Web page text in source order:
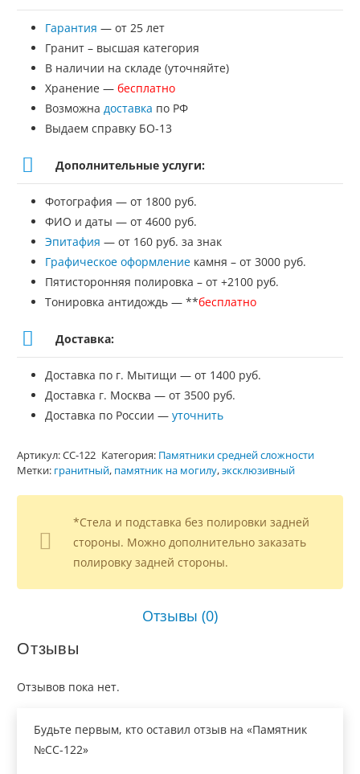
Памятник
№СС-122
Гарантия — от 25 лет
Гранит – высшая категория
В наличии на складе (уточняйте)
Хранение — бесплатно
Возможна доставка по РФ
Выдаем справку БО-13
Дополнительные услуги:
Фотография — от 1800 руб.
ФИО и даты — от 4600 руб.
Эпитафия — от 160 руб. за знак
Графическое оформление камня – от 3000 руб.
Пятисторонняя полировка – от +2100 руб.
Тонировка антидождь — **бесплатно
Доставка:
Доставка по г. Мытищи — от 1400 руб.
Доставка г. Москва — от 3500 руб.
Доставка по России — уточнить
Артикул:СС-122 Категория: Памятники средней сложности
Метки: гранитный, памятник на могилу,эксклюзивный
*Стела и подставка без полировки задней
стороны. Можно дополнительно заказать
полировку задней стороны.
Отзывы (0)
Отзывы
Отзывов пока нет.
Будьте первым, кто оставил отзыв на «Памятник
№СС-122»